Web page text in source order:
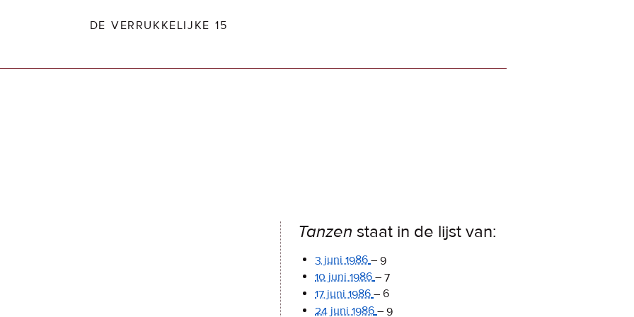
DE VERRUKKELIJKE 15
Tanzen staat in de lijst van:
3 juni 1986 – 9
10 juni 1986 – 7
17 juni 1986 – 6
24 juni 1986 – 9